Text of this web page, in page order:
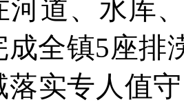
河道、水库
成全镇5座排
落实专人值